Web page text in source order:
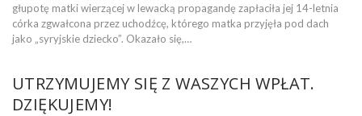
głupotę matki wierzącej w lewacką propagandę zapłaciła jej 14-letnia
córka zgwałcona przez uchodźcę, którego matka przyjęła pod dach
jako „syryjskie dziecko”. Okazało się,…
UTRZYMUJEMY SIĘ Z WASZYCH WPŁAT.
DZIĘKUJEMY!